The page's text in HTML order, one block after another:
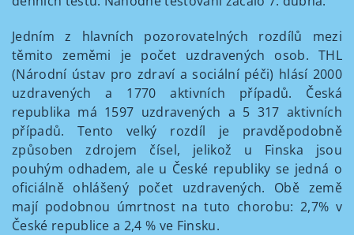
Jedním z hlavních pozorovatelných rozdílů mezi
těmito zeměmi je počet uzdravených osob. THL
(Národní ústav pro zdraví a sociální péči) hlásí 2000
uzdravených a 1770 aktivních případů. Česká
republika má 1597 uzdravených a 5 317 aktivních
případů. Tento velký rozdíl je pravděpodobně
způsoben zdrojem čísel, jelikož u Finska jsou
pouhým odhadem, ale u České republiky se jedná o
oficiálně ohlášený počet uzdravených. Obě země
mají podobnou úmrtnost na tuto chorobu: 2,7% v
České republice a 2,4 % ve Finsku.